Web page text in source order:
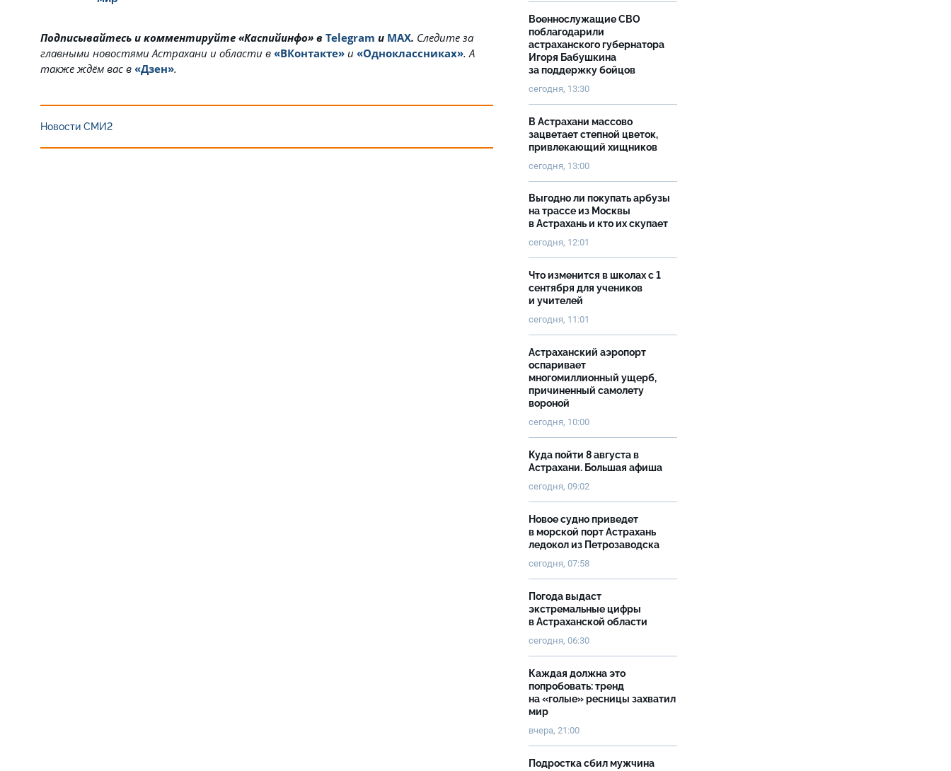
Подписывайтесь и комментируйте «Каспийинфо» в Telegram и MAX. Cледите за
главными новостями Астрахани и области в «ВКонтакте» и «Одноклассниках». А
также ждём вас в «Дзен».
Новости СМИ2
Военнослужащие СВО
поблагодарили
астраханского губернатора
Игоря Бабушкина
за поддержку бойцов
сегодня, 13:30
В Астрахани массово
зацветает степной цветок,
привлекающий хищников
сегодня, 13:00
Выгодно ли покупать арбузы
на трассе из Москвы
в Астрахань и кто их скупает
сегодня, 12:01
Что изменится в школах с 1
сентября для учеников
и учителей
сегодня, 11:01
Астраханский аэропорт
оспаривает
многомиллионный ущерб,
причиненный самолету
вороной
сегодня, 10:00
Куда пойти 8 августа в
Астрахани. Большая афиша
сегодня, 09:02
Новое судно приведет
в морской порт Астрахань
ледокол из Петрозаводска
сегодня, 07:58
Погода выдаст
экстремальные цифры
в Астраханской области
сегодня, 06:30
Каждая должна это
попробовать: тренд
на «голые» ресницы захватил
мир
вчера, 21:00
Подростка сбил мужчина